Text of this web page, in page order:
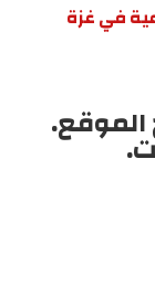
في غزة
الموقع.